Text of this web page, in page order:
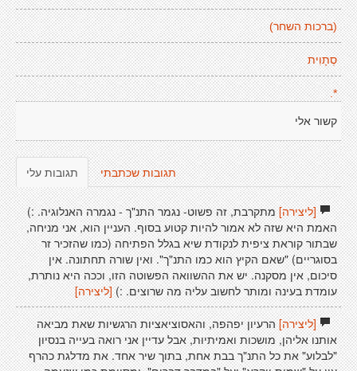
(ברכות השחר)
סְתָוִית
*.
קשור אלי
תגובות עלי תגובות שכתבתי
[ליצירה]מתקרבת, זה פשוט- נגמר התנ"ך - נגמרה האנלוגיה. :)
האמת היא שזה לא אמור להיות קטוע בסוף. העניין הוא, אני מניחה,
שבתור קוראת ציפית לנקודת שיא בגלל הפתיחה (כמו שהזכיר זר
בסוגריים) "שאם הקיץ הוא כמו התנ"ך". ואין שורה תחתונה. אין
סיכום, אין מסקנה. יש את ההשוואה הפשוטה הזו, וככה היא נותרת,
עומדת בעינה ומותר לחשוב עליה מה שרוצים. :)[ליצירה]
[ליצירה]הרעיון יפהפה, והאסוציאציות הרגשיות שאת מביאה
אותנו אליהן, מושכות ואמיתיות, אבל עדיין אני רואה בעייה בנסיון
"לבלוע" את כל התנ"ך בבת אחת, בתוך שיר אחד. את מדלגת כהרף